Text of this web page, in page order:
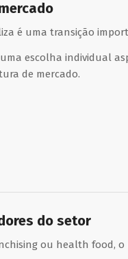
é uma transição
escolha individual
de mercado.
do setor
ou health food, o